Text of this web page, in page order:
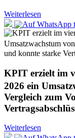
Weiterlesen
KPIT erzielt im
2026 ein
Vergleich zum
Weiterlesen